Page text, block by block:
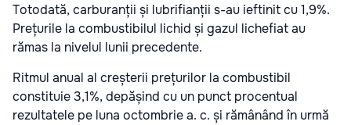
Totodată, carburanții și lubrifianții s-au ieftinit cu 1,9%.
Prețurile la combustibilul lichid și gazul lichefiat au
rămas la nivelul lunii precedente.
Ritmul anual al creșterii prețurilor la combustibil
constituie 3,1%, depășind cu un punct procentual
rezultatele pe luna octombrie a. c. și rămânând în urmă